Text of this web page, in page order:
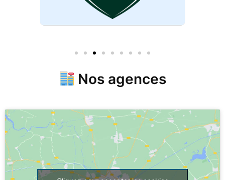
Nos agences